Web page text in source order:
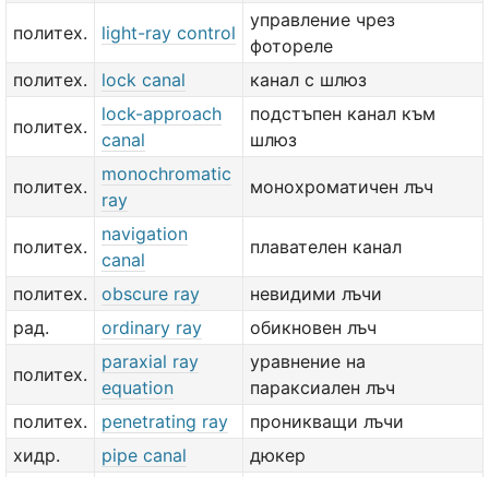
политех. light-ray control
управление чрез
фотореле
политех.
lock canal канал с шлюз
политех.
lock-approach
canal
подстъпен канал към
шлюз
политех.
monochromatic
ray
монохроматичен лъч
политех.
navigation
canal
плавателен канал
политех. obscure ray
невидими лъчи
рад.
ordinary ray обикновен лъч
политех.
paraxial ray
equation
уравнение на
параксиален лъч
политех.
penetrating ray
проникващи лъчи
хидр.
pipe canal дюкер